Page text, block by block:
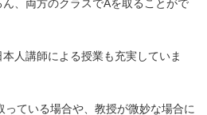
、両方のクラスでAを取ることがで
人講師による授業も充実していま
っている場合や、教授が微妙な場合に